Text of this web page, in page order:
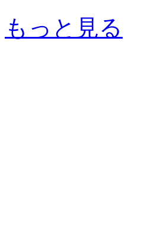
もっと見る